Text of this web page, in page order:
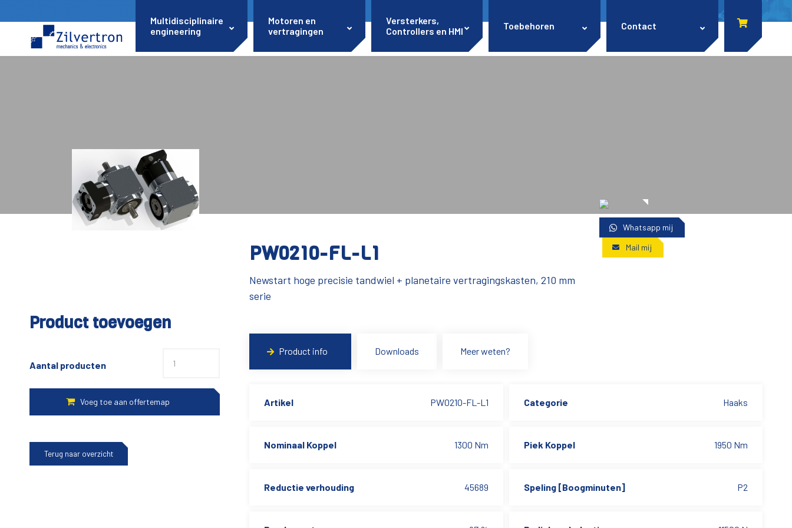
Multidisciplinaire
engineering
Motoren en
vertragingen
Versterkers,
Controllers en HMI
Toebehoren Contact
Whatsapp mij
Mail mij
Product toevoegen
Aantal producten
Terug naar overzicht
PW0210-FL-L1
Newstart hoge precisie tandwiel + planetaire vertragingskasten, 210 mm
serie
Product info Downloads Meer weten?
Artikel PW0210-FL-L1 Categorie Haaks
Nominaal Koppel 1300 Nm Piek Koppel 1950 Nm
Reductie verhouding 45689 Speling [Boogminuten] P2